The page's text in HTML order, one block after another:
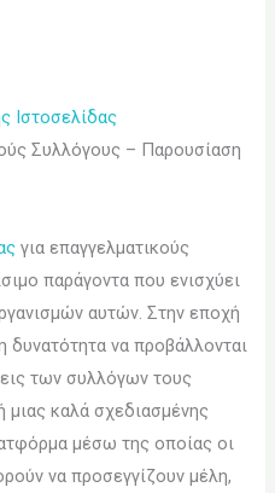
Ιστοσελίδας
Συλλόγους – Παρουσίαση
για επαγγελματικούς
παράγοντα που ενισχύει
αυτών. Στην εποχή
δυνατότητα να προβάλλονται
των συλλόγων τους
μιας καλά σχεδιασμένης
μέσω της οποίας οι
να προσεγγίζουν μέλη,